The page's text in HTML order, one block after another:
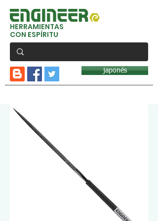
HERRAMIENTAS
CON ESPÍRITU
japonés